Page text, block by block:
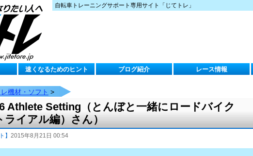
自転車トレーニングサポート専用サイト「じてトレ」
速くなるためのヒント ブログ紹介 レース情報
機材・ソフト >
Athlete Setting（とんぼと一緒にロードバイク
ライアル編）さん）
】 2015年8月21日 00:54